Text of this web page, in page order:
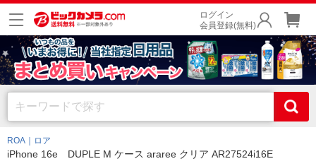
ログイン
会員登録(無料)
ROA｜ロア
iPhone 16e DUPLE M ケース araree クリア AR27524i16E